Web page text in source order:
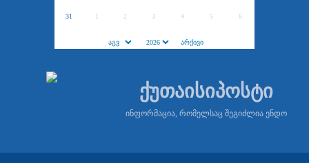
31 1 2 3 4 5 6
ქუთაისიპოსტი
ინფორმაცია, რომელსაც შეგიძლია ენდო